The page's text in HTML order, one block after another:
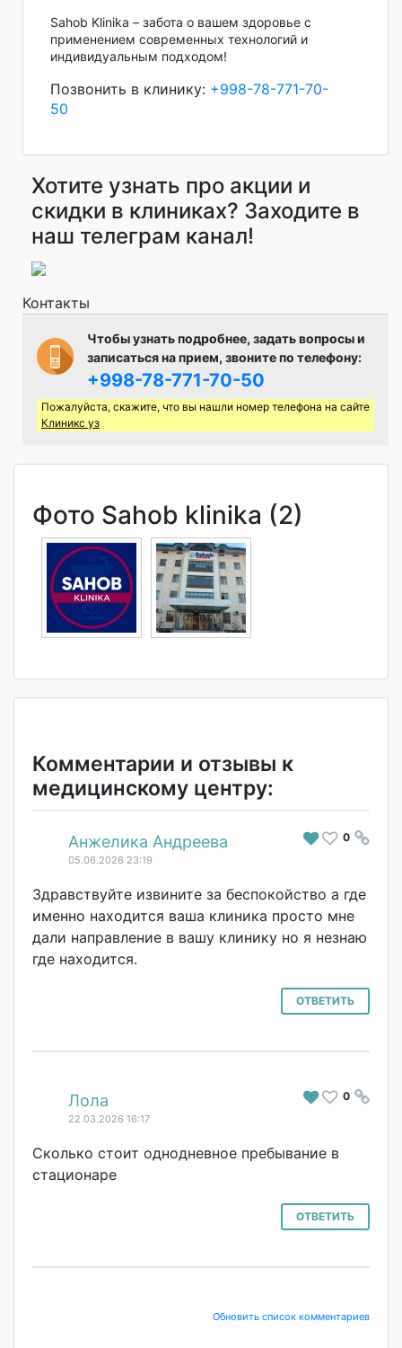
Sahob Klinika – забота о вашем здоровье с
применением современных технологий и
индивидуальным подходом!
Позвонить в клинику: +998-78-771-70-
50
Хотите узнать про акции и
скидки в клиниках? Заходите в
наш телеграм канал!
Контакты
Чтобы узнать подробнее, задать вопросы и
записаться на прием, звоните по телефону:
+998-78-771-70-50
Пожалуйста, скажите, что вы нашли номер телефона на сайте
Клиникс уз
Фото Sahob klinika (2)
Комментарии и отзывы к
медицинскому центру:
# 0
Анжелика Андреева
05.06.2026 23:19
Здравствуйте извините за беспокойство а где
именно находится ваша клиника просто мне
дали направление в вашу клинику но я незнаю
где находится.
ОТВЕТИТЬ
# 0
Лола
22.03.2026 16:17
Сколько стоит однодневное пребывание в
стационаре
ОТВЕТИТЬ
Обновить список комментариев